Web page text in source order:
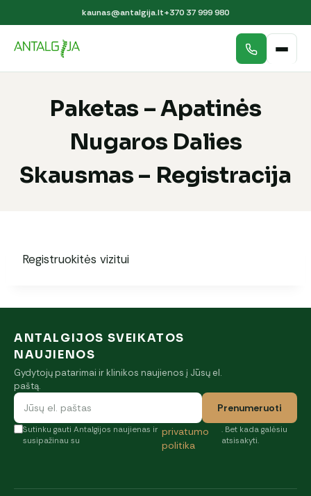
kaunas@antalgija.lt+370 37 999 980
Paketas – Apatinės
Nugaros Dalies
Skausmas – Registracija
Registruokitės vizitui
ANTALGIJOS SVEIKATOS
NAUJIENOS
Gydytojų patarimai ir klinikos naujienos į Jūsų el.
paštą.
Prenumeruoti
Sutinku gauti Antalgijos naujienas ir
susipažinau su
privatumo
politika
. Bet kada galėsiu
atsisakyti.